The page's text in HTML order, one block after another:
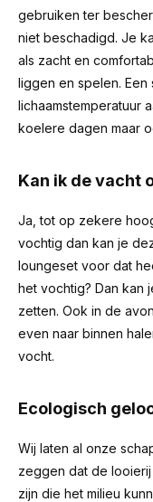
gebruiken ter
niet beschadigd. Je
als zacht en
liggen en spelen. Een
lichaamstemperatuur
koelere dagen maar
Kan ik de vacht
Ja, tot op zekere
vochtig dan kan je
loungeset voor dat
het vochtig? Dan kan
zetten. Ook in de
even naar binnen
vocht.
Ecologisch
Wij laten al onze
zeggen dat de looierij
zijn die het milieu